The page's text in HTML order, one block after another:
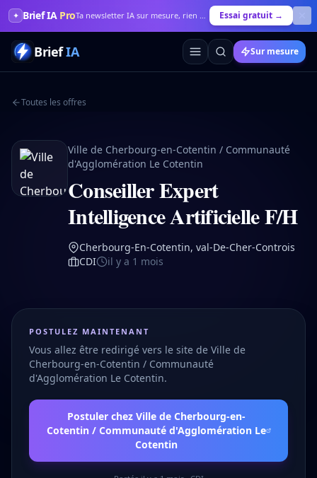
✦ Brief IA Pro Ta newsletter IA sur mesure, rien que pour toi Essai gratuit →
BriefIA Sur mesure
Toutes les offres
Ville de Cherbourg-en-Cotentin / Communauté
d'Agglomération Le Cotentin
Conseiller Expert
Intelligence Artificielle F/H
Cherbourg-En-Cotentin, val-De-Cher-Controis
CDI
il y a 1 mois
POSTULEZ MAINTENANT
Vous allez être redirigé vers le site de Ville de
Cherbourg-en-Cotentin / Communauté
d'Agglomération Le Cotentin.
Postuler chez Ville de Cherbourg-en-
Cotentin / Communauté d'Agglomération Le
Cotentin